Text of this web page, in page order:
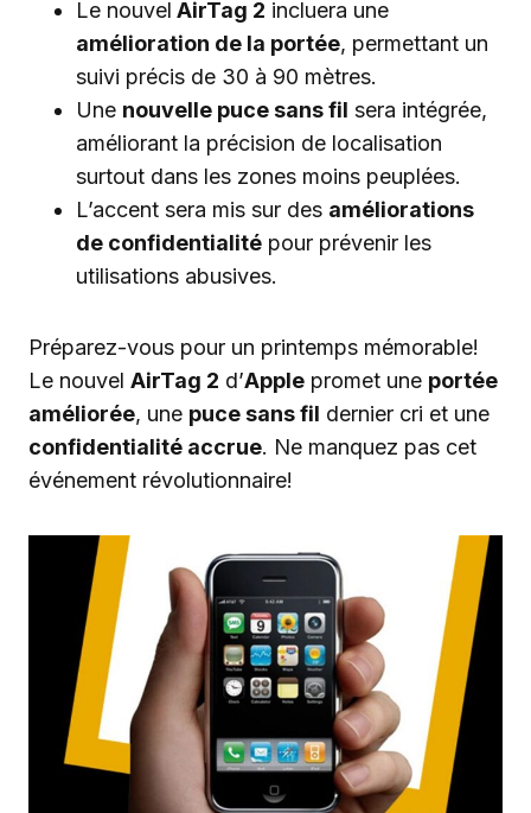
Le nouvel AirTag 2 incluera une
amélioration de la portée, permettant un
suivi précis de 30 à 90 mètres.
Une nouvelle puce sans fil sera intégrée,
améliorant la précision de localisation
surtout dans les zones moins peuplées.
L’accent sera mis sur des améliorations
de confidentialité pour prévenir les
utilisations abusives.
Préparez-vous pour un printemps mémorable!
Le nouvel AirTag 2 d’Apple promet une portée
améliorée, une puce sans fil dernier cri et une
confidentialité accrue. Ne manquez pas cet
événement révolutionnaire!